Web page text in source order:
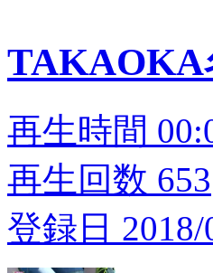
TAKAOKA
再生時間
再生回数 653
登録日 2018/